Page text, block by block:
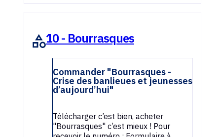
10 - Bourrasques
Commander "Bourrasques -
Crise des banlieues et jeunesses
d’aujourd’hui"
Télécharger c’est bien, acheter
"Bourrasques" c’est mieux ! Pour